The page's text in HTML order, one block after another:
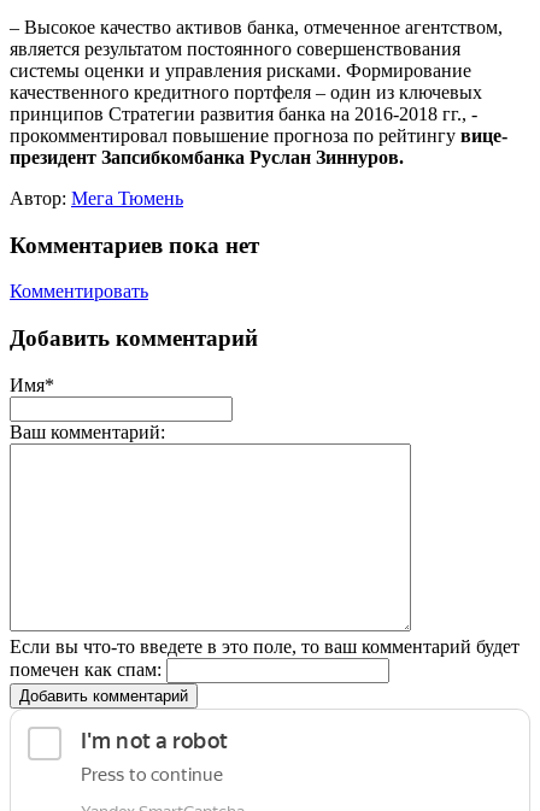
– Высокое качество активов банка, отмеченное агентством,
является результатом постоянного совершенствования
системы оценки и управления рисками. Формирование
качественного кредитного портфеля – один из ключевых
принципов Стратегии развития банка на 2016-2018 гг., -
прокомментировал повышение прогноза по рейтингу вице-
президент Запсибкомбанка Руслан Зиннуров.
Автор: Мега Тюмень
Комментариев пока нет
Комментировать
Добавить комментарий
Имя*
Ваш комментарий:
Если вы что-то введете в это поле, то ваш комментарий будет
помечен как спам:
Добавить комментарий